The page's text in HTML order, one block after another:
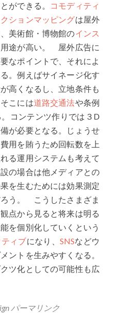
ができる。 コモディティ
ションマッピングは屋外
美術館・博物館のインス
途が高い。 屋外広告に
なポイントで、それによ
。例えばサイネージ化す
高くなるし、立地条件も
こには道路交通法や条例
コンテンツ作りでは３D
が必要となる。じょうせ
用を賄うため回転数を上
る運用システムも考えて
の場合は他メディアとの
を生むためには効果測定
う。 こうしたさまざま
点から見ると将来は明る
を個別化していくという
ィブになり、SNSなどウ
ントを生みやすくなる。
ツ化としての可能性も広
パーマリンク